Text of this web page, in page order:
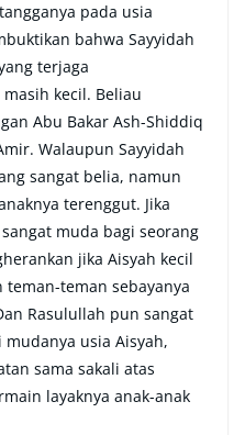
pada usia
bahwa Sayyidah
terjaga
kecil. Beliau
Abu Bakar Ash-Shiddiq
Walaupun Sayyidah
sangat belia, namun
terenggut. Jika
muda bagi seorang
jika Aisyah kecil
teman sebayanya
Rasulullah pun sangat
usia Aisyah,
sama sakali atas
layaknya anak-anak